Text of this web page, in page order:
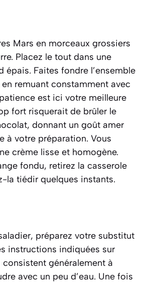
Mars en morceaux grossiers
Placez le tout dans une
épais. Faites fondre l’ensemble
remuant constamment avec
est ici votre meilleure
fort risquerait de brûler le
donnant un goût amer
à votre préparation. Vous
crème lisse et homogène.
fondu, retirez la casserole
la tiédir quelques instants.
préparez votre substitut
instructions indiquées sur
consistent généralement à
avec un peu d’eau. Une fois